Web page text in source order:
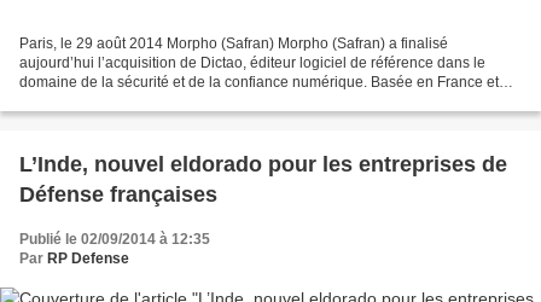
Paris, le 29 août 2014 Morpho (Safran) Morpho (Safran) a finalisé
aujourd’hui l’acquisition de Dictao, éditeur logiciel de référence dans le
domaine de la sécurité et de la confiance numérique. Basée en France et
L’Inde, nouvel eldorado pour les entreprises de
Défense françaises
Publié le 02/09/2014 à 12:35
Par RP Defense